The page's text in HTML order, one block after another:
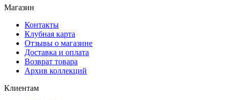
Магазин
Контакты
Клубная карта
Отзывы о магазине
Доставка и оплата
Возврат товара
Архив коллекций
Клиентам